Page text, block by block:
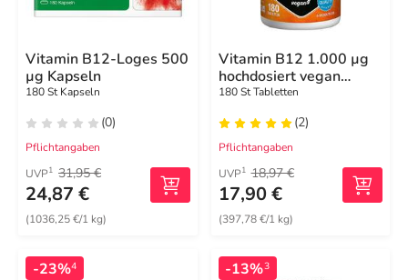
Vitamin B12-Loges 500
µg Kapseln
180 St Kapseln
(0)
Pflichtangaben
UVP1 31,95 €
24,87 €
(1036,25 €/1 kg)
Vitamin B12 1.000 µg
hochdosiert vegan
Tabletten
180 St Tabletten
(2)
Pflichtangaben
UVP1 18,97 €
17,90 €
(397,78 €/1 kg)
-23%4 -13%3